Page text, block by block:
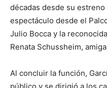
décadas desde su
espectáculo desde el
Julio Bocca y la
Renata Schussheim,
Al concluir la función,